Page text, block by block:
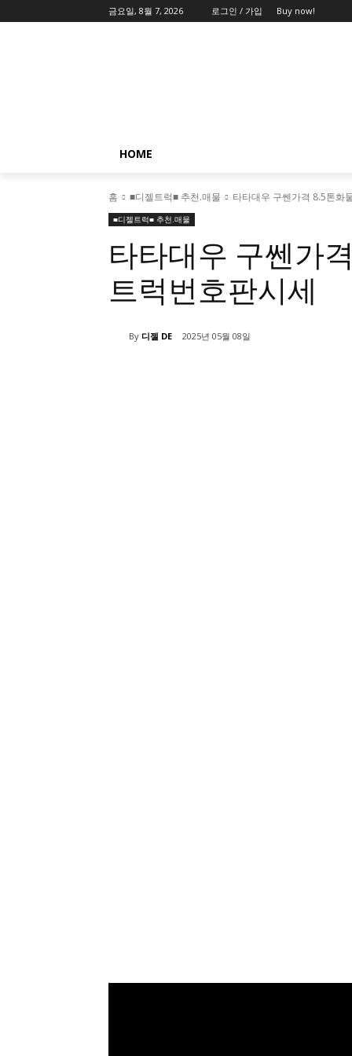
금요일, 8월 7, 2026 로그인 / 가입 Buy now!
HOME
홈 ■디젤트럭■ 추천.매물 타타대우 구쎈가격 8.5톤화
■디젤트럭■ 추천.매물
타타대우 구쎈가
트럭번호판시세
By 디젤 DE 2025년 05월 08일